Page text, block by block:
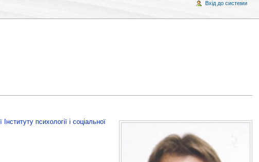
Інституту психології і соціальної
Вхід до системи